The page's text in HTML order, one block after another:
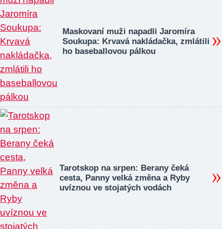
Maskovaní muži napadli Jaromíra
Soukupa: Krvavá nakládačka, zmlátili
ho baseballovou pálkou
Tarotskop na srpen: Berany čeká
cesta, Panny velká změna a Ryby
uvíznou ve stojatých vodách